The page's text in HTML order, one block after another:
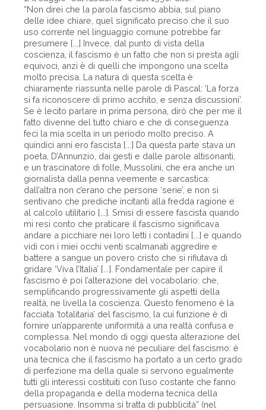
“Non direi che la parola fascismo abbia, sul piano
delle idee chiare, quel significato preciso che il suo
uso corrente nel linguaggio comune potrebbe far
presumere [...] Invece, dal punto di vista della
coscienza, il fascismo è un fatto che non si presta agli
equivoci, anzi è di quelli che impongono una scelta
molto precisa. La natura di questa scelta è
chiaramente riassunta nelle parole di Pascal: ‘La forza
si fa riconoscere di primo acchito, e senza discussioni’.
Se è lecito parlare in prima persona, dirò che per me il
fatto divenne del tutto chiaro e che di conseguenza
feci la mia scelta in un periodo molto preciso. A
quindici anni ero fascista [...] Da questa parte stava un
poeta, D’Annunzio, dai gesti e dalle parole altisonanti,
e un trascinatore di folle, Mussolini, che era anche un
giornalista dalla penna veemente e sarcastica:
dall’altra non c’erano che persone ‘serie’, e non si
sentivano che prediche incitanti alla fredda ragione e
al calcolo utilitario [...]. Smisi di essere fascista quando
mi resi conto che praticare il fascismo significava
andare a picchiare nei loro letti i contadini [...] e quando
vidi con i miei occhi venti scalmanati aggredire e
battere a sangue un povero cristo che si rifiutava di
gridare ‘Viva l’Italia’ [...]. Fondamentale per capire il
fascismo è poi l’alterazione del vocabolario: che,
semplificando progressivamente gli aspetti della
realtà, ne livella la coscienza. Questo fenomeno è la
facciata ‘totalitaria’ del fascismo, la cui funzione è di
fornire un’apparente uniformità a una ­realtà confusa e
complessa. Nel mondo di oggi questa alterazione del
vocabolario non è nuova né peculiare del fascismo: è
una tecnica che il fascismo ha portato a un certo grado
di perfezione ma della quale si servono egualmente
tutti gli interessi costituiti con l’uso costante che fanno
della propaganda e della moderna tecnica della
persuasione. Insomma si tratta di pubblicità” (nel